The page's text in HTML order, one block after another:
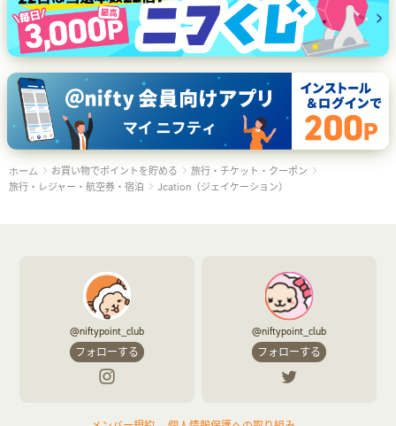
ホーム お買い物でポイントを貯める
旅行・チケット・クーポン
旅行・レジャー・航空券・宿泊
Jcation（ジェイケーション）
@niftypoint_club
フォローする
@niftypoint_club
フォローする